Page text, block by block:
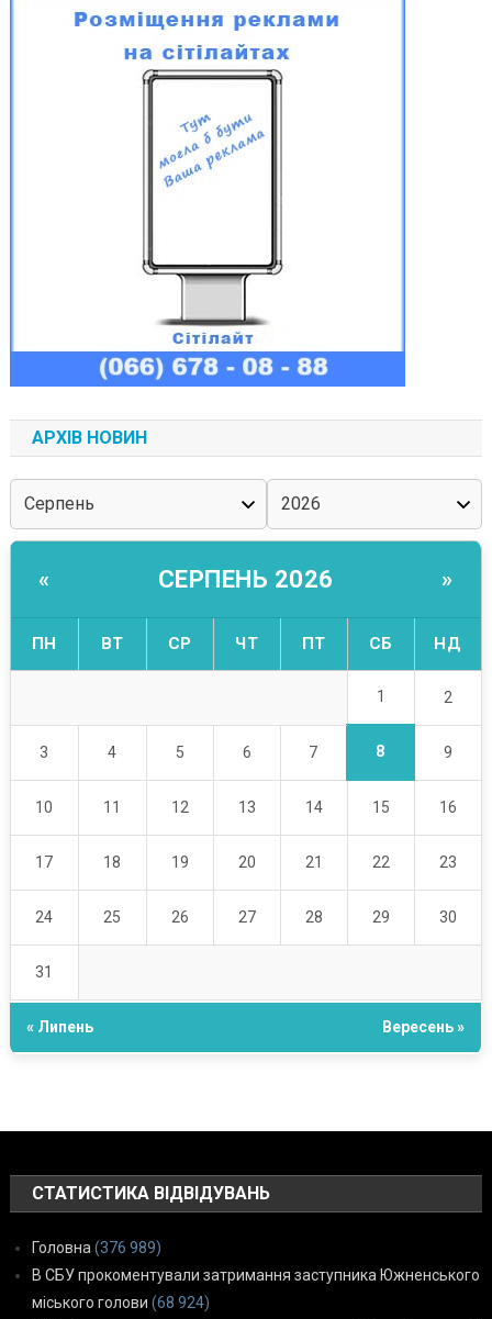
АРХІВ НОВИН
« СЕРПЕНЬ 2026 »
ПН ВТ СР ЧТ ПТ СБ НД
1 2
3 4 5 6 7 8 9
10 11 12 13 14 15 16
17 18 19 20 21 22 23
24 25 26 27 28 29 30
31
« Липень Вересень »
СТАТИСТИКА ВІДВІДУВАНЬ
Головна (376 989)
В СБУ прокоментували затримання заступника Южненського
міського голови (68 924)